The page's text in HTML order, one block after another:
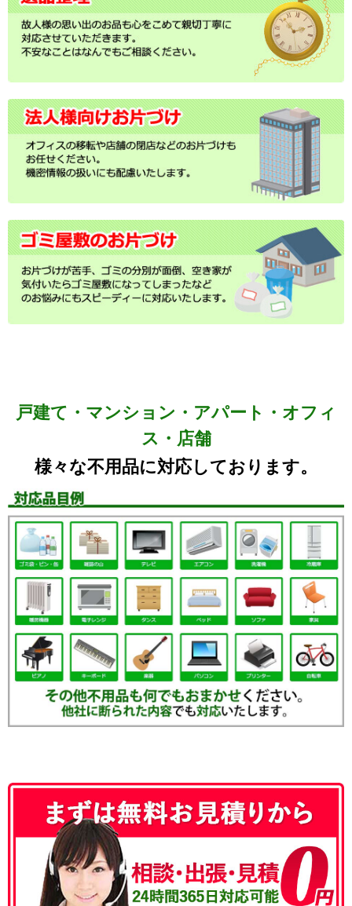
戸建て・マンション・アパート・オフィ
ス・店舗
様々な不用品に対応しております。